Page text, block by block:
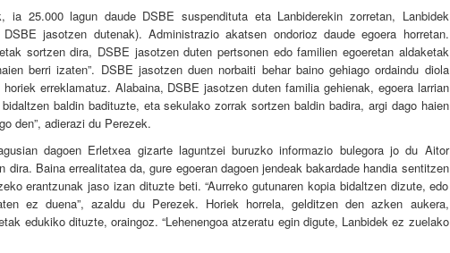
25.000 lagun daude DSBE suspendituta eta Lanbiderekin zorretan, Lanbidek
jasotzen dutenak). Administrazio akatsen ondorioz daude egoera horretan.
sortzen dira, DSBE jasotzen duten pertsonen edo familien egoeretan aldaketak
berri izaten”. DSBE jasotzen duen norbaiti behar baino gehiago ordaindu diola
erreklamatuz. Alabaina, DSBE jasotzen duten familia gehienak, egoera larrian
baldin badituzte, eta sekulako zorrak sortzen baldin badira, argi dago haien
den”, adierazi du Perezek.
dagoen Erletxea gizarte laguntzei buruzko informazio bulegora jo du Aitor
Baina errealitatea da, gure egoeran dagoen jendeak bakardade handia sentitzen
erantzunak jaso izan dituzte beti. “Aurreko gutunaren kopia bidaltzen dizute, edo
ez duena”, azaldu du Perezek. Horiek horrela, gelditzen den azken aukera,
edukiko dituzte, oraingoz. “Lehenengoa atzeratu egin digute, Lanbidek ez zuelako